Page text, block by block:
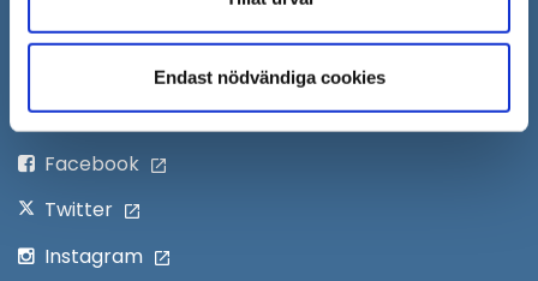
Endast nödvändiga cookies
PersonalingångÖppna
i
nytt
Följ oss på:
Facebook
Twitter
Instagram